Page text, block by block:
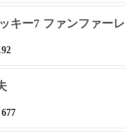
キー7 ファンファーレ